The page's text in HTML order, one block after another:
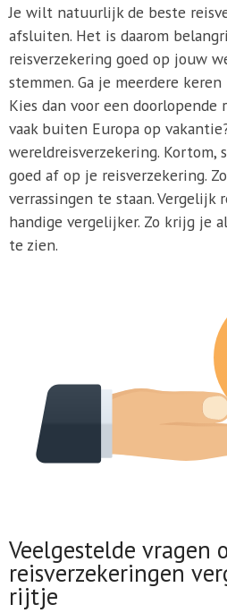
Je wilt natuurlijk de beste
afsluiten. Het is daarom
reisverzekering goed op jouw
stemmen. Ga je meerdere
Kies dan voor een doorlopende
vaak buiten Europa op
wereldreisverzekering. Kortom,
goed af op je reisverzekering.
verrassingen te staan. Vergelijk
handige vergelijker. Zo krijg je
te zien.
Veelgestelde vragen
reisverzekeringen
rijtje